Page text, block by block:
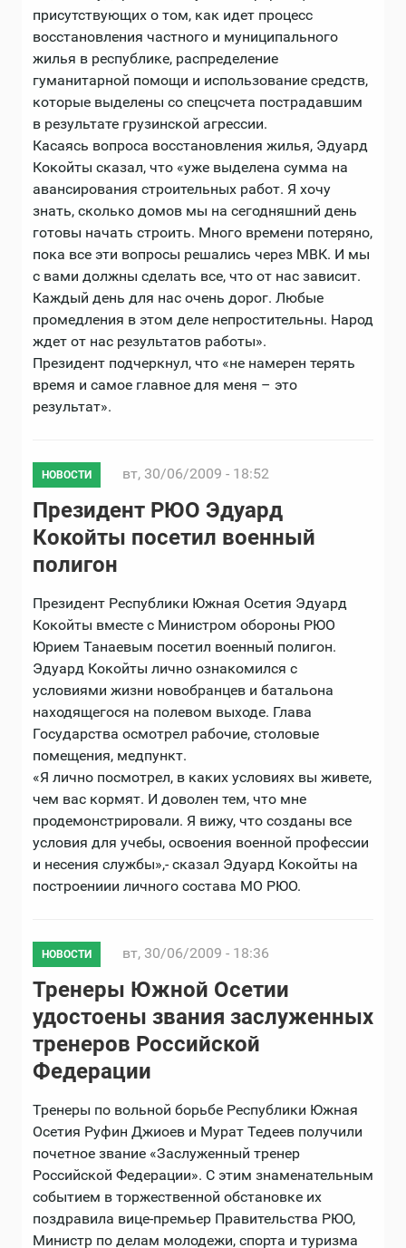
присутствующих о том, как идет процесс
восстановления частного и муниципального
жилья в республике, распределение
гуманитарной помощи и использование средств,
которые выделены со спецсчета пострадавшим
в результате грузинской агрессии.
Касаясь вопроса восстановления жилья, Эдуард
Кокойты сказал, что «уже выделена сумма на
авансирования строительных работ. Я хочу
знать, сколько домов мы на сегодняшний день
готовы начать строить. Много времени потеряно,
пока все эти вопросы решались через МВК. И мы
с вами должны сделать все, что от нас зависит.
Каждый день для нас очень дорог. Любые
промедления в этом деле непростительны. Народ
ждет от нас результатов работы».
Президент подчеркнул, что «не намерен терять
время и самое главное для меня – это
результат».
НОВОСТИ вт, 30/06/2009 - 18:52
Президент РЮО Эдуард
Кокойты посетил военный
полигон
Президент Республики Южная Осетия Эдуард
Кокойты вместе с Министром обороны РЮО
Юрием Танаевым посетил военный полигон.
Эдуард Кокойты лично ознакомился с
условиями жизни новобранцев и батальона
находящегося на полевом выходе. Глава
Государства осмотрел рабочие, столовые
помещения, медпункт.
«Я лично посмотрел, в каких условиях вы живете,
чем вас кормят. И доволен тем, что мне
продемонстрировали. Я вижу, что созданы все
условия для учебы, освоения военной профессии
и несения службы»,- сказал Эдуард Кокойты на
построениии личного состава МО РЮО.
НОВОСТИ вт, 30/06/2009 - 18:36
Тренеры Южной Осетии
удостоены звания заслуженных
тренеров Российской
Федерации
Тренеры по вольной борьбе Республики Южная
Осетия Руфин Джиоев и Мурат Тедеев получили
почетное звание «Заслуженный тренер
Российской Федерации». С этим знаменательным
событием в торжественной обстановке их
поздравила вице-премьер Правительства РЮО,
Министр по делам молодежи, спорта и туризма